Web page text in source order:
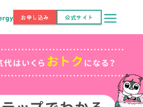
お申し込み 公式サイト